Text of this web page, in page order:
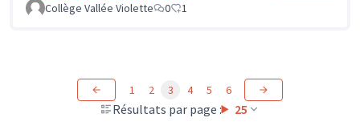
Collège Vallée Violette
0 1
Résultats par page : 25
1 2 3 4 5 6